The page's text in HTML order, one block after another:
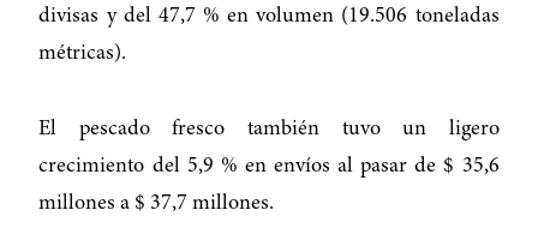
divisas y del 47,7 % en volumen (19.506 toneladas
métricas).
El pescado fresco también tuvo un ligero
crecimiento del 5,9 % en envíos al pasar de $ 35,6
millones a $ 37,7 millones.